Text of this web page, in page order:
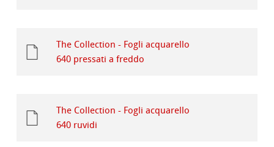
The Collection - Fogli acquarello
640 pressati a freddo
The Collection - Fogli acquarello
640 ruvidi